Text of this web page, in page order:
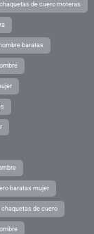
chaquetas de cuero moteras
baratas
baratas mujer
chaquetas de cuero